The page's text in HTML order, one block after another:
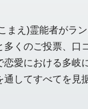
)霊能者がラン
多くのご投票、口
愛における多岐
してすべてを見